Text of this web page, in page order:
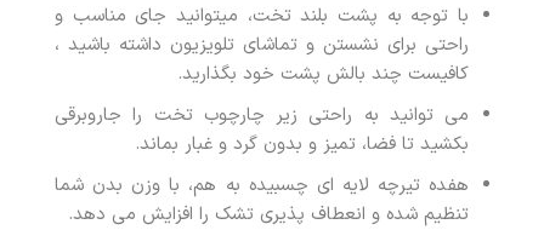
با توجه به پشت بلند تخت، میتوانید جای مناسب و
راحتی برای نشستن و تماشای تلویزیون داشته باشید ،
کافیست چند بالش پشت خود بگذارید.
می توانید به راحتی زیر چارچوب تخت را جاروبرقی
بکشید تا فضا، تمیز و بدون گرد و غبار بماند.
هفده تیرچه لایه ای چسبیده به هم، با وزن بدن شما
تنظیم شده و انعطاف پذیری تشک را افزایش می دهد.